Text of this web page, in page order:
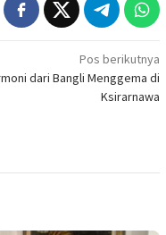
Pos berikutnya
dari Bangli Menggema di
Ksirarnawa